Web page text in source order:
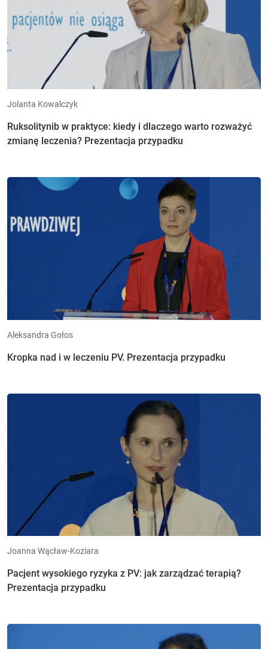
Jolanta Kowalczyk
Ruksolitynib w praktyce: kiedy i dlaczego warto rozważyć
zmianę leczenia? Prezentacja przypadku
Aleksandra Gołos
Kropka nad i w leczeniu PV. Prezentacja przypadku
Joanna Wącław-Koziara
Pacjent wysokiego ryzyka z PV: jak zarządzać terapią?
Prezentacja przypadku